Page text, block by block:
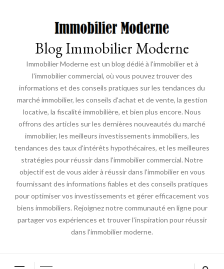
Blog Immobilier Moderne
Immobilier Moderne est un blog dédié à l'immobilier et à
l'immobilier commercial, où vous pouvez trouver des
informations et des conseils pratiques sur les tendances du
marché immobilier, les conseils d'achat et de vente, la gestion
locative, la fiscalité immobilière, et bien plus encore. Nous
offrons des articles sur les dernières nouveautés du marché
immobilier, les meilleurs investissements immobiliers, les
tendances des taux d'intérêts hypothécaires, et les meilleures
stratégies pour réussir dans l'immobilier commercial. Notre
objectif est de vous aider à réussir dans l'immobilier en vous
fournissant des informations fiables et des conseils pratiques
pour optimiser vos investissements et gérer efficacement vos
biens immobiliers. Rejoignez notre communauté en ligne pour
partager vos expériences et trouver l'inspiration pour réussir
dans l'immobilier moderne.